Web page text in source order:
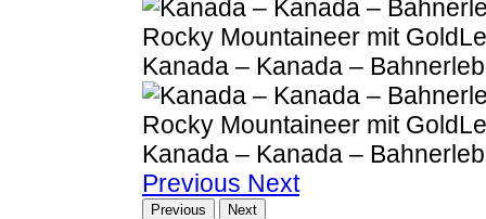
Kanada – Kanada –
Kanada – Kanada –
Previous Next
Previous Next